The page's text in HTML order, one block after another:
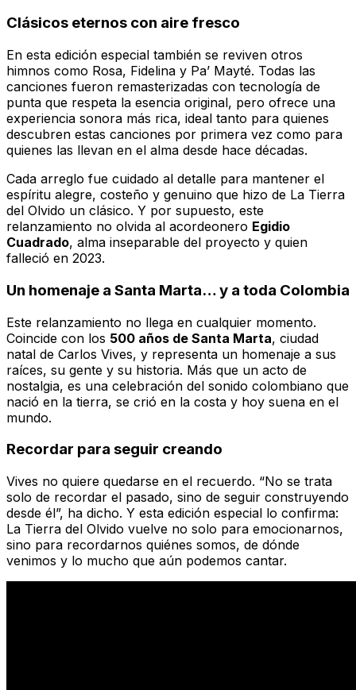
Clásicos eternos con aire fresco
En esta edición especial también se reviven otros
himnos como Rosa, Fidelina y Pa’ Mayté. Todas las
canciones fueron remasterizadas con tecnología de
punta que respeta la esencia original, pero ofrece una
experiencia sonora más rica, ideal tanto para quienes
descubren estas canciones por primera vez como para
quienes las llevan en el alma desde hace décadas.
Cada arreglo fue cuidado al detalle para mantener el
espíritu alegre, costeño y genuino que hizo de La Tierra
del Olvido un clásico. Y por supuesto, este
relanzamiento no olvida al acordeonero Egidio
Cuadrado, alma inseparable del proyecto y quien
falleció en 2023.
Un homenaje a Santa Marta… y a toda Colombia
Este relanzamiento no llega en cualquier momento.
Coincide con los 500 años de Santa Marta, ciudad
natal de Carlos Vives, y representa un homenaje a sus
raíces, su gente y su historia. Más que un acto de
nostalgia, es una celebración del sonido colombiano que
nació en la tierra, se crió en la costa y hoy suena en el
mundo.
Recordar para seguir creando
Vives no quiere quedarse en el recuerdo. “No se trata
solo de recordar el pasado, sino de seguir construyendo
desde él”, ha dicho. Y esta edición especial lo confirma:
La Tierra del Olvido vuelve no solo para emocionarnos,
sino para recordarnos quiénes somos, de dónde
venimos y lo mucho que aún podemos cantar.